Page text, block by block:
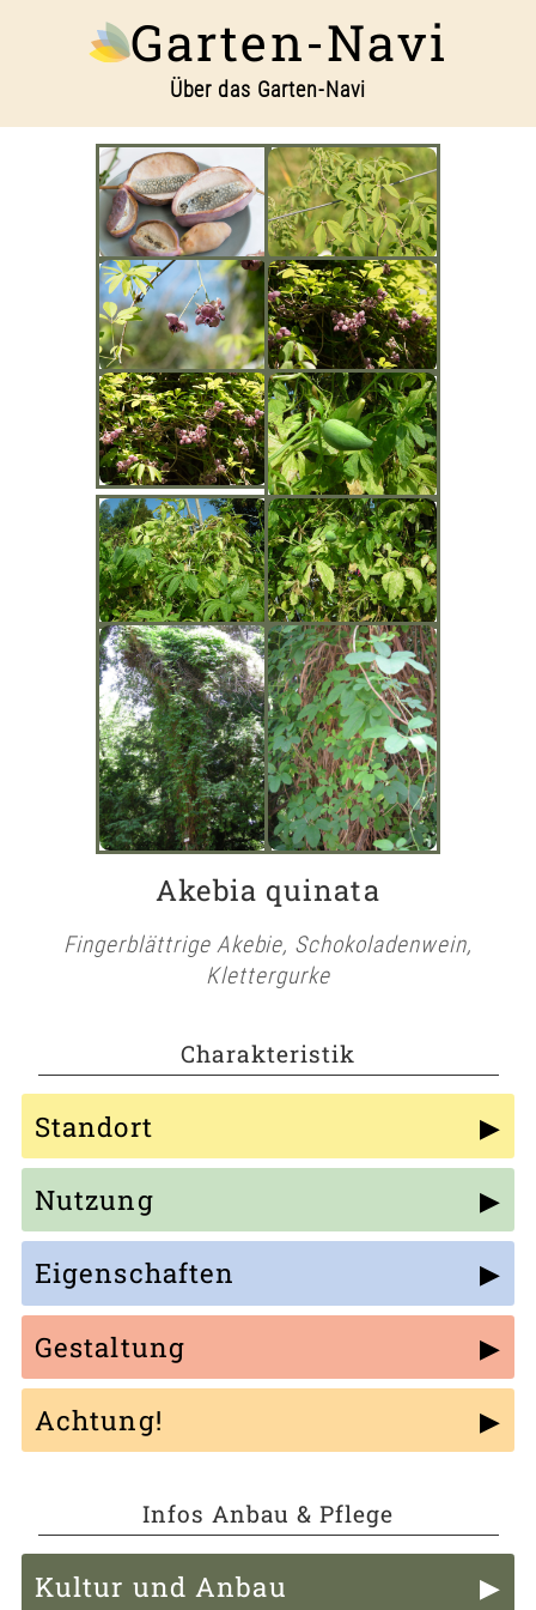
Garten-Navi
Über das Garten-Navi
Akebia quinata
Fingerblättrige Akebie, Schokoladenwein,
Klettergurke
Charakteristik
Standort
Nutzung
Eigenschaften
Gestaltung
Achtung!
Infos Anbau & Pflege
Kultur und Anbau